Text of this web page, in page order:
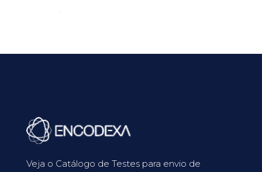
Veja o Catálogo de Testes para envio de